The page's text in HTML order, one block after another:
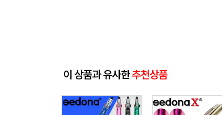
이 상품과 유사한추천상품